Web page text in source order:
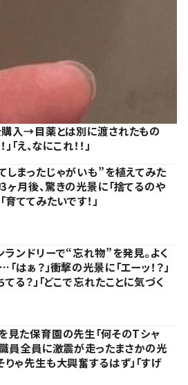
購入→目薬とは別に渡されたもの
え、なにこれ！！」
しまったじゃがいも”を植えてみた
月後、驚きの光景に「捨てるのや
育ててみたいです！」
ランドリーで“忘れ物”を発見。よく
はぁ？」衝撃の光景に「エーッ！？」
てる？」「どこで忘れたことに気づく
見た保育園の先生「何そのTシャ
職員全員に激震が走ったまさかの光
りゃ先生も大興奮するはず」「すげ